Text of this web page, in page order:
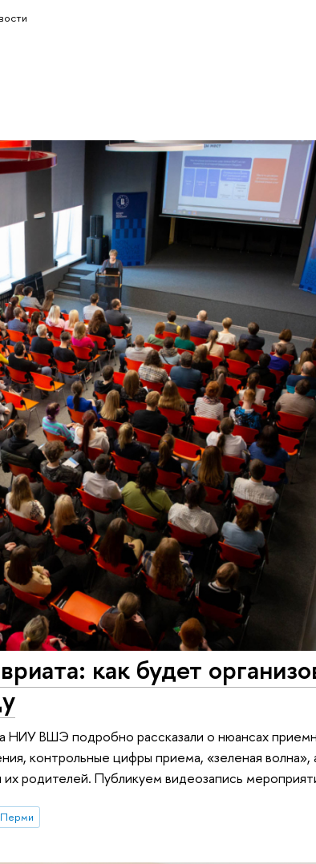
как будет
НИУ ВШЭ подробно рассказали о нюансах
контрольные цифры приема, «зеленая волна»,
родителей. Публикуем видеозапись